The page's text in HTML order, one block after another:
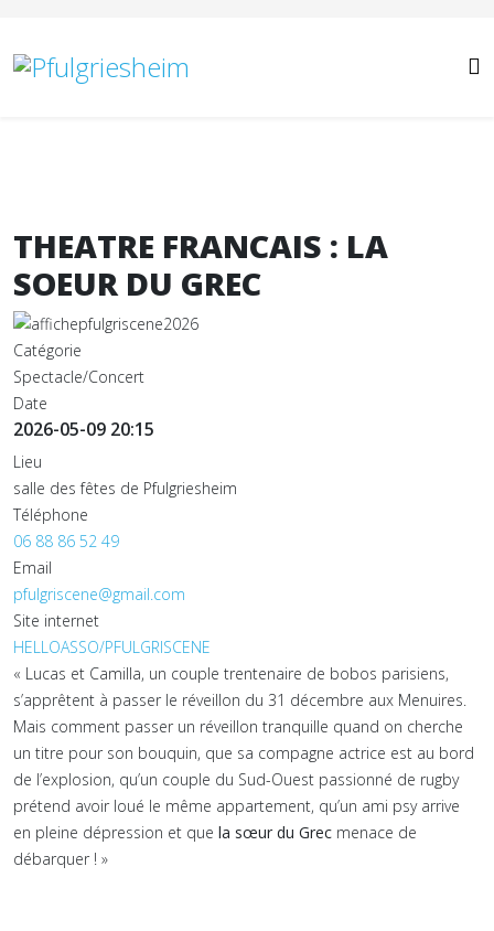
THEATRE FRANCAIS : LA
SOEUR DU GREC
Catégorie
Spectacle/Concert
Date
2026-05-09 20:15
Lieu
salle des fêtes de Pfulgriesheim
Téléphone
06 88 86 52 49
Email
pfulgriscene@gmail.com
Site internet
HELLOASSO/PFULGRISCENE
« Lucas et Camilla, un couple trentenaire de bobos parisiens,
s’apprêtent à passer le réveillon du 31 décembre aux Menuires.
Mais comment passer un réveillon tranquille quand on cherche
un titre pour son bouquin, que sa compagne actrice est au bord
de l’explosion, qu’un couple du Sud-Ouest passionné de rugby
prétend avoir loué le même appartement, qu’un ami psy arrive
en pleine dépression et que la sœur du Grec menace de
débarquer ! »